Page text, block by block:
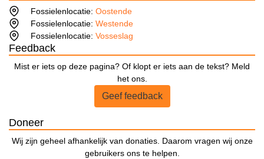
Fossielenlocatie:Oostende
Fossielenlocatie:Westende
Fossielenlocatie:Vosseslag
Feedback
Mist er iets op deze pagina? Of klopt er iets aan de tekst? Meld
het ons.
Geef feedback
Doneer
Wij zijn geheel afhankelijk van donaties. Daarom vragen wij onze
gebruikers ons te helpen.